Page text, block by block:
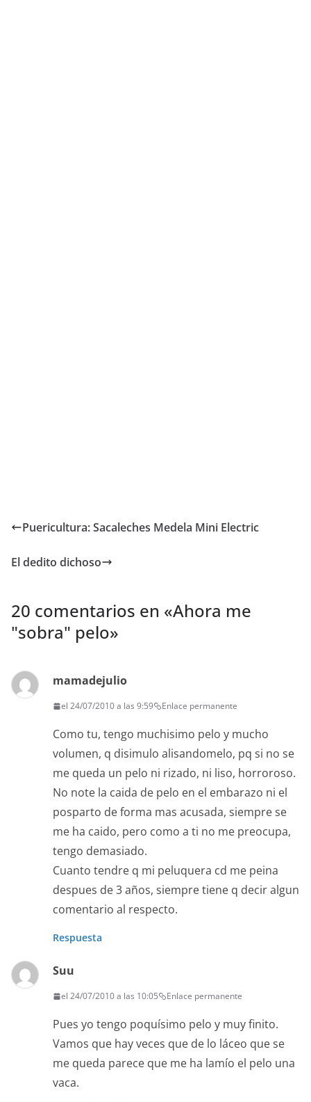
Puericultura: Sacaleches Medela Mini Electric
El dedito dichoso
20 comentarios en «Ahora me
"sobra" pelo»
mamadejulio
el 24/07/2010 a las 9:59 Enlace permanente
Como tu, tengo muchisimo pelo y mucho
volumen, q disimulo alisandomelo, pq si no se
me queda un pelo ni rizado, ni liso, horroroso.
No note la caida de pelo en el embarazo ni el
posparto de forma mas acusada, siempre se
me ha caido, pero como a ti no me preocupa,
tengo demasiado.
Cuanto tendre q mi peluquera cd me peina
despues de 3 años, siempre tiene q decir algun
comentario al respecto.
Respuesta
Suu
el 24/07/2010 a las 10:05 Enlace permanente
Pues yo tengo poquísimo pelo y muy finito.
Vamos que hay veces que de lo láceo que se
me queda parece que me ha lamío el pelo una
vaca.